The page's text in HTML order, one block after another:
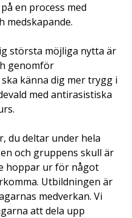
en process med
medskapande.
största möjliga nytta är
genomför
känna dig mer trygg i
med antirasistiska
du deltar under hela
och gruppens skull är
hoppar ur för något
Utbildningen är
medverkan. Vi
att dela upp